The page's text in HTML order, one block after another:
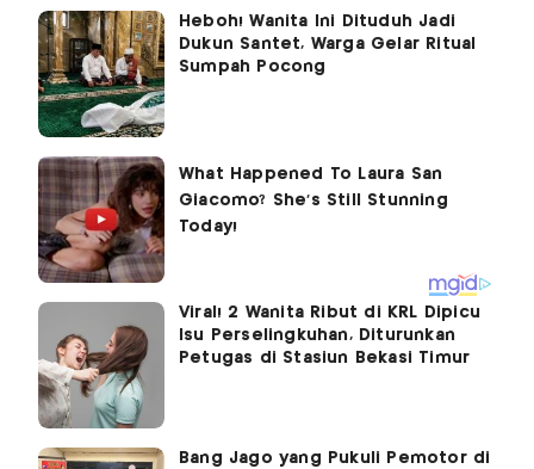
Heboh! Wanita Ini Dituduh Jadi
Dukun Santet, Warga Gelar Ritual
Sumpah Pocong
Viral! 2 Wanita Ribut di KRL Dipicu
Isu Perselingkuhan, Diturunkan
Petugas di Stasiun Bekasi Timur
Bang Jago yang Pukuli Pemotor di